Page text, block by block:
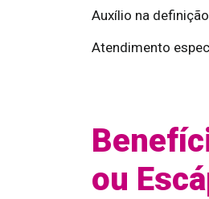
Auxílio na
Atendimento
ou